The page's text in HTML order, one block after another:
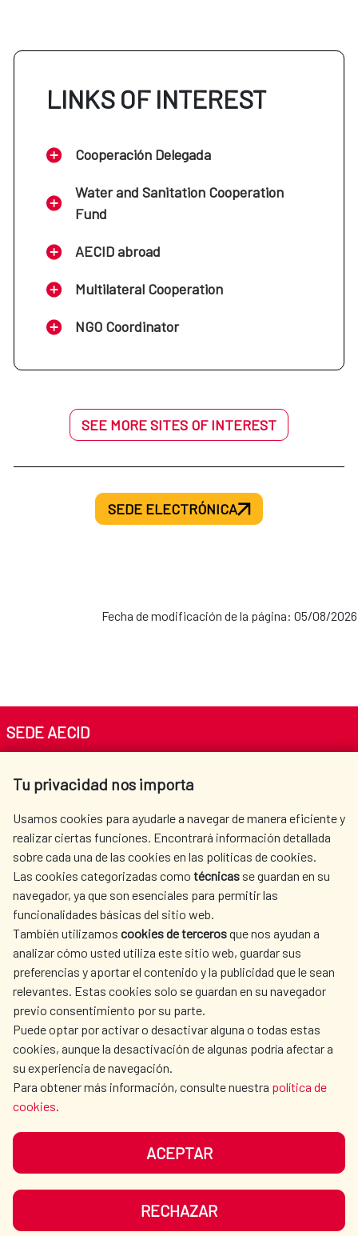
LINKS OF INTEREST
Cooperación Delegada
Water and Sanitation Cooperation
Fund
AECID abroad
Multilateral Cooperation
NGO Coordinator
SEE MORE SITES OF INTEREST
SEDE ELECTRÓNICA
Fecha de modificación de la página: 05/08/2026
Tu privacidad nos importa
Usamos cookies para ayudarle a navegar de manera eficiente y
realizar ciertas funciones. Encontrará información detallada
sobre cada una de las cookies en las políticas de cookies.
Las cookies categorizadas como técnicas se guardan en su
navegador, ya que son esenciales para permitir las
funcionalidades básicas del sitio web.
También utilizamos cookies de tercerosque nos ayudan a
analizar cómo usted utiliza este sitio web, guardar sus
preferencias y aportar el contenido y la publicidad que le sean
relevantes. Estas cookies solo se guardan en su navegador
previo consentimiento por su parte.
Puede optar por activar o desactivar alguna o todas estas
cookies, aunque la desactivación de algunas podría afectar a
su experiencia de navegación.
Para obtener más información, consulte nuestra política de
cookies.
ACEPTAR
RECHAZAR
SEDE AECID
Tel. +34 900 20 30 54​​​​​​​
AECID
WHERE DO WE COOPERATE?
SPANISH HUMANITARIAN
ACTION
PRESS ROOM
CULTURE AND SCIENCE LIBRARY
OUR SOCIAL MEDIA
DATA PROTECTION
SITEMAP